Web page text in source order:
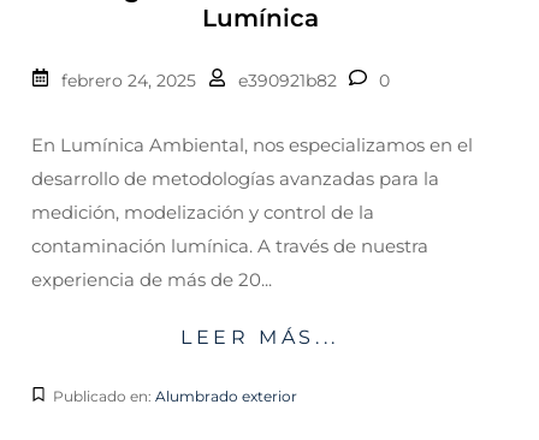
Lumínica
febrero 24, 2025 e390921b82 0
En Lumínica Ambiental, nos especializamos en el
desarrollo de metodologías avanzadas para la
medición, modelización y control de la
contaminación lumínica. A través de nuestra
experiencia de más de 20...
LEER MÁS...
Publicado en: Alumbrado exterior